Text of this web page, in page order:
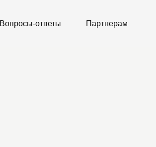
Вопросы-ответы Партнерам